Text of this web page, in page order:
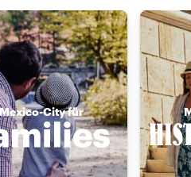
Mexico-City für